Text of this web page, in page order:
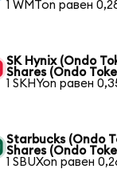
1 WMTon равен
SK Hynix (Ondo
Shares (Ondo
1 SKHYon равен
Starbucks (Ondo
Shares (Ondo
1 SBUXon равен